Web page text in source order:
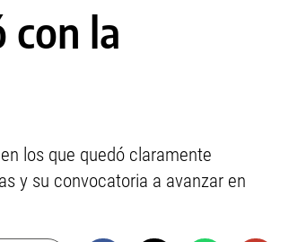
con la
los que quedó claramente
y su convocatoria a avanzar en